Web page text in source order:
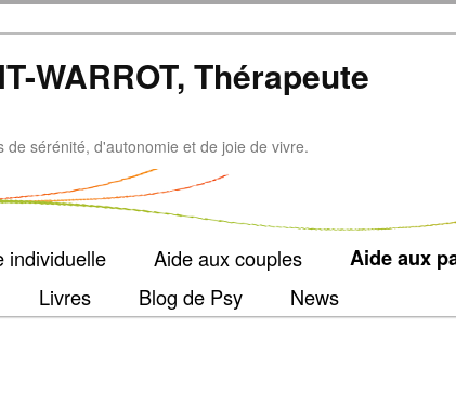
WARROT, Thérapeute
de sérénité, d'autonomie et de joie de vivre.
individuelle Aide aux couples Aide aux
Livres Blog de Psy News